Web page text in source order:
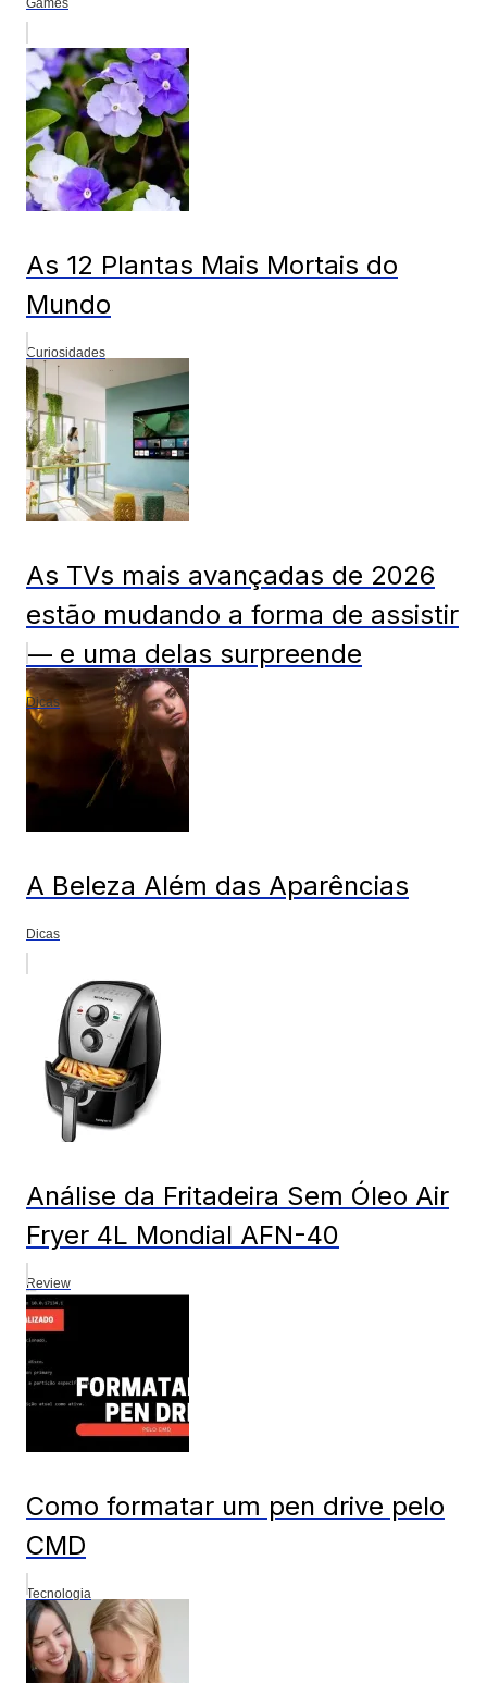
As 12 Plantas Mais Mortais do
Mundo
Curiosidades
As TVs mais avançadas de 2026
estão mudando a forma de assistir
— e uma delas surpreende
Dicas
A Beleza Além das Aparências
Dicas
Análise da Fritadeira Sem Óleo Air
Fryer 4L Mondial AFN-40
Review
Como formatar um pen drive pelo
CMD
Tecnologia